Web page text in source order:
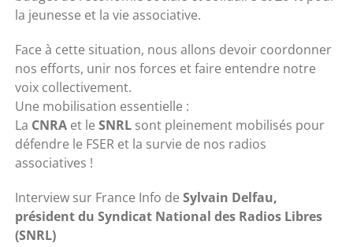
la jeunesse et la vie associative.
Face à cette situation, nous allons devoir coordonner
nos efforts, unir nos forces et faire entendre notre
voix collectivement.
Une mobilisation essentielle :
La CNRA et leSNRL sont pleinement mobilisés pour
défendre le FSER et la survie de nos radios
associatives !
Interview sur France Info deSylvain Delfau,
président du Syndicat National des Radios Libres
(SNRL)